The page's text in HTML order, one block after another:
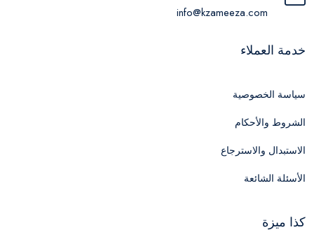
info@kzameeza.com
خدمة العملاء
سياسة الخصوصية
الشروط والأحكام
الاستبدال والاسترجاع
الأسئلة الشائعة
كذا ميزة